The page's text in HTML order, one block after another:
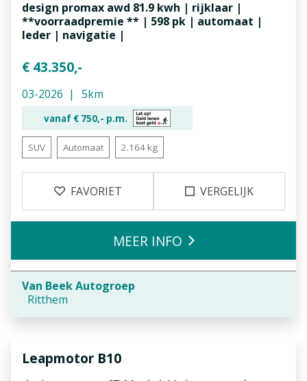
design promax awd 81.9 kwh | rijklaar |
**voorraadpremie ** | 598 pk | automaat |
leder | navigatie |
€ 43.350,-
03-2026 5km
vanaf € 750,- p.m.
SUV Automaat 2.164 kg
FAVORIET VERGELIJK
Van Beek Autogroep
Ritthem
MEER INFO
Leapmotor B10